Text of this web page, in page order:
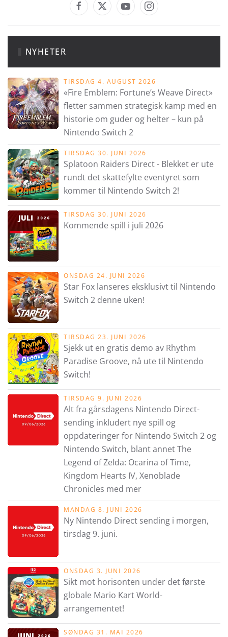
NYHETER
TIRSDAG 4. AUGUST 2026
«Fire Emblem: Fortune’s Weave Direct»
fletter sammen strategisk kamp med en
historie om guder og helter – kun på
Nintendo Switch 2
TIRSDAG 30. JUNI 2026
Splatoon Raiders Direct - Blekket er ute
rundt det skattefylte eventyret som
kommer til Nintendo Switch 2!
TIRSDAG 30. JUNI 2026
Kommende spill i juli 2026
ONSDAG 24. JUNI 2026
Star Fox lanseres eksklusivt til Nintendo
Switch 2 denne uken!
TIRSDAG 23. JUNI 2026
Sjekk ut en gratis demo av Rhythm
Paradise Groove, nå ute til Nintendo
Switch!
TIRSDAG 9. JUNI 2026
Alt fra gårsdagens Nintendo Direct-
sending inkludert nye spill og
oppdateringer for Nintendo Switch 2 og
Nintendo Switch, blant annet The
Legend of Zelda: Ocarina of Time,
Kingdom Hearts IV, Xenoblade
Chronicles med mer
MANDAG 8. JUNI 2026
Ny Nintendo Direct sending i morgen,
tirsdag 9. juni.
ONSDAG 3. JUNI 2026
Sikt mot horisonten under det første
globale Mario Kart World-
arrangementet!
SØNDAG 31. MAI 2026